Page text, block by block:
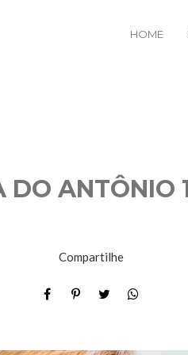
HOME
ANTÔNIO
Compartilhe